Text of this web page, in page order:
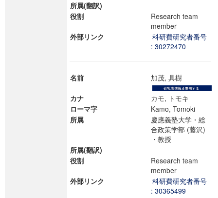
所属(翻訳)
役割
Research team
member
外部リンク
科研費研究者番号
: 30272470
名前 加茂, 具樹
カナ
カモ, トモキ
ローマ字
Kamo, Tomoki
所属
慶應義塾大学・総
合政策学部 (藤沢)
・教授
所属(翻訳)
役割
Research team
member
外部リンク
科研費研究者番号
: 30365499